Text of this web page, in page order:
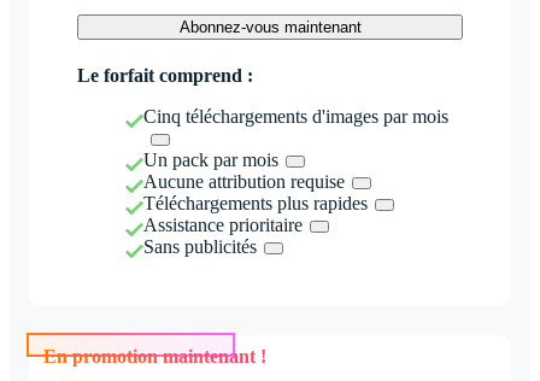
Abonnez-vous maintenant
Le forfait comprend :
Cinq téléchargements d'images par mois
Un pack par mois
Aucune attribution requise
Téléchargements plus rapides
Assistance prioritaire
Sans publicités
En promotion maintenant !